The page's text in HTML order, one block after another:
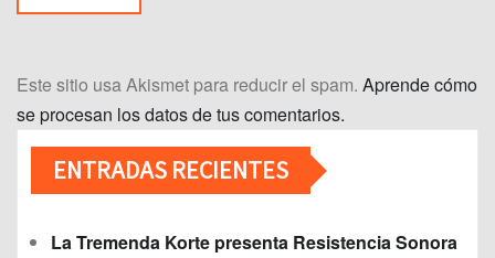
Este sitio usa Akismet para reducir el spam. Aprende cómo
se procesan los datos de tus comentarios.
ENTRADAS RECIENTES
La Tremenda Korte presenta Resistencia Sonora